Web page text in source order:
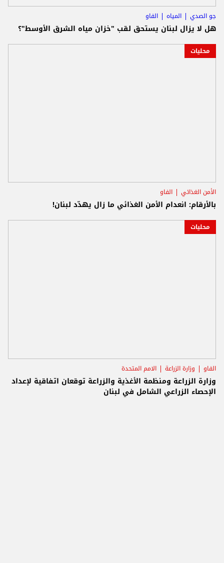
جو الصدي المياه الفاو
هل لا يزال لبنان يستحق لقب "خزان مياه الشرق الأوسط"؟
محليات
الأمن الغذائي الفاو
بالأرقام: انعدام الأمن الغذائي ما زال يهدّد لبنان!
محليات
الفاو وزارة الزراعة الامم المتحدة
وزارة الزراعة ومنظمة الأغذية والزراعة توقعان اتفاقية لإعداد
الإحصاء الزراعي الشامل في لبنان